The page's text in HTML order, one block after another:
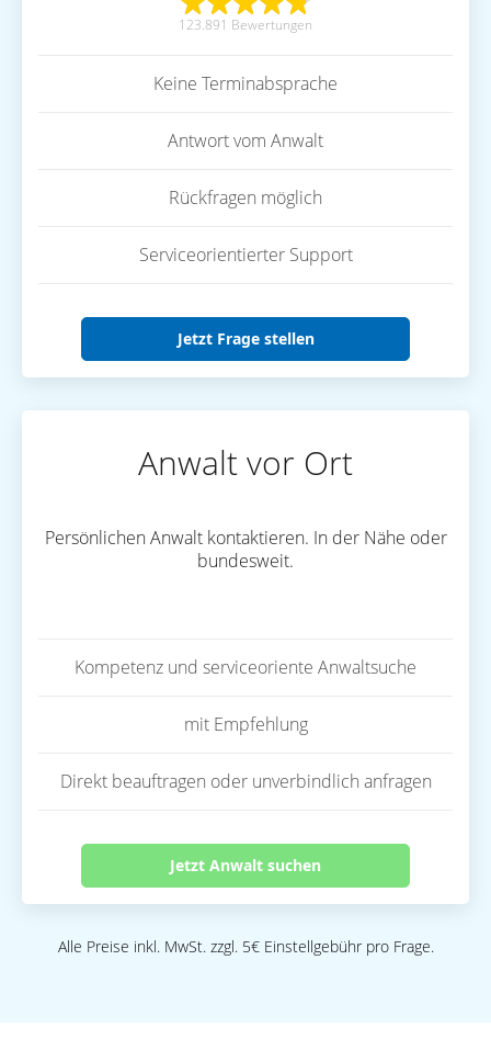
123.891 Bewertungen
Keine Terminabsprache
Antwort vom Anwalt
Rückfragen möglich
Serviceorientierter Support
Jetzt Frage stellen
Anwalt vor Ort
Persönlichen Anwalt kontaktieren. In der Nähe oder
bundesweit.
Kompetenz und serviceoriente Anwaltsuche
mit Empfehlung
Direkt beauftragen oder unverbindlich anfragen
Jetzt Anwalt suchen
Alle Preise inkl. MwSt. zzgl. 5€ Einstellgebühr pro Frage.